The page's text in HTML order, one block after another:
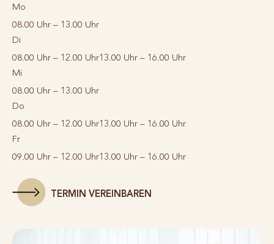
Mo
08.00 Uhr – 13.00 Uhr
Di
08.00 Uhr – 12.00 Uhr13.00 Uhr – 16.00 Uhr
Mi
08.00 Uhr – 13.00 Uhr
Do
08.00 Uhr – 12.00 Uhr13.00 Uhr – 16.00 Uhr
Fr
09.00 Uhr – 12.00 Uhr13.00 Uhr – 16.00 Uhr
TERMIN VEREINBAREN